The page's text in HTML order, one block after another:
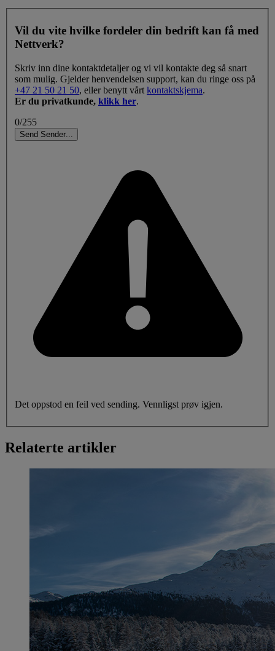
Vil du vite hvilke fordeler din bedrift kan få med
Nettverk?
Skriv inn dine kontaktdetaljer og vi vil kontakte deg så snart
som mulig. Gjelder henvendelsen support, kan du ringe oss på
+47 21 50 21 50, eller benytt vårt kontaktskjema.
Er du privatkunde, klikk her.
0/255
Send Sender
Det oppstod en feil ved sending. Vennligst prøv igjen.
Relaterte artikler